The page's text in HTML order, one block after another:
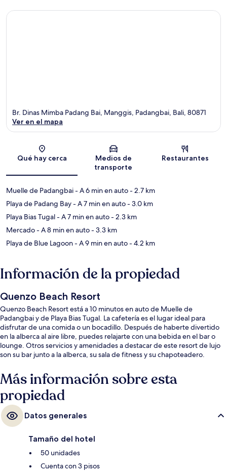
Sección del mapa
Br. Dinas Mimba Padang Bai, Manggis, Padangbai, Bali, 80871
Ver en el mapa
Qué hay cerca
Medios de
transporte
Restaurantes
Muelle de Padangbai- A 6 min en auto- 2.7 km
Playa de Padang Bay- A 7 min en auto- 3.0 km
Playa Bias Tugal- A 7 min en auto- 2.3 km
Mercado- A 8 min en auto- 3.3 km
Playa de Blue Lagoon- A 9 min en auto- 4.2 km
Información de la propiedad
Quenzo Beach Resort
Quenzo Beach Resort está a 10 minutos en auto de Muelle de
Padangbai y de Playa Bias Tugal. La cafetería es el lugar ideal para
disfrutar de una comida o un bocadillo. Después de haberte divertido
en la alberca al aire libre, puedes relajarte con una bebida en el bar o
lounge. Otros servicios y amenidades a destacar de este resort de lujo
son su bar junto a la alberca, su sala de fitness y su chapoteadero.
Más información sobre esta
propiedad
Datos generales
Tamaño del hotel
50 unidades
Cuenta con 3 pisos